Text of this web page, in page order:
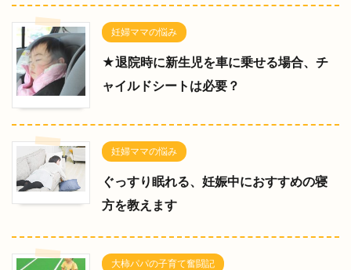
妊婦ママの悩み
★退院時に新生児を車に乗せる場合、チ
ャイルドシートは必要？
妊婦ママの悩み
ぐっすり眠れる、妊娠中におすすめの寝
方を教えます
大柿パパの子育て奮闘記